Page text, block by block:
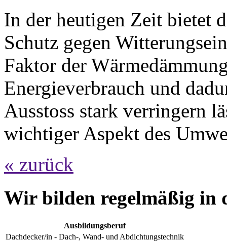
In der heutigen Zeit bietet
Schutz gegen
Faktor der
Energieverbrauch und
Ausstoss stark verringern
wichtiger Aspekt des
« zurück
Wir bilden regelmäßig in
Ausbildungsberuf
Dachdecker/in - Dach-, Wand- und Abdichtungstechnik